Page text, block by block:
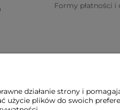
Formy płatności i
działanie strony i
użycie plików do swoich